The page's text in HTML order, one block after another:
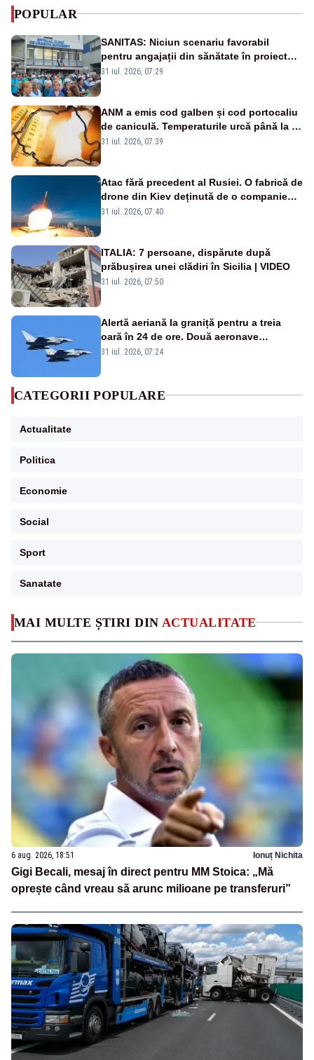
MAI MULTE ȘTIRI DIN ACTUALITATE
6 aug. 2026, 18:51 Ionuț Nichita
Gigi Becali, mesaj în direct pentru MM Stoica: „Mă
oprește când vreau să arunc milioane pe transferuri”
POPULAR
SANITAS: Niciun scenariu favorabil
pentru angajații din sănătate în proiectul
Legii salarizării
31 iul. 2026, 07:29
ANM a emis cod galben și cod portocaliu
de caniculă. Temperaturile urcă până la 38
de grade, iar nopțile devin tropicale
31 iul. 2026, 07:39
Atac fără precedent al Rusiei. O fabrică de
drone din Kiev deținută de o companie
americană, distrusă de o rachetă
31 iul. 2026, 07:40
ITALIA: 7 persoane, dispărute după
prăbușirea unei clădiri în Sicilia | VIDEO
31 iul. 2026, 07:50
Alertă aeriană la graniță pentru a treia
oară în 24 de ore. Două aeronave
Eurofighter britanice au fost ridicate de la
31 iul. 2026, 07:24
CATEGORII POPULARE
Actualitate
Politica
Economie
Social
Sport
Sanatate